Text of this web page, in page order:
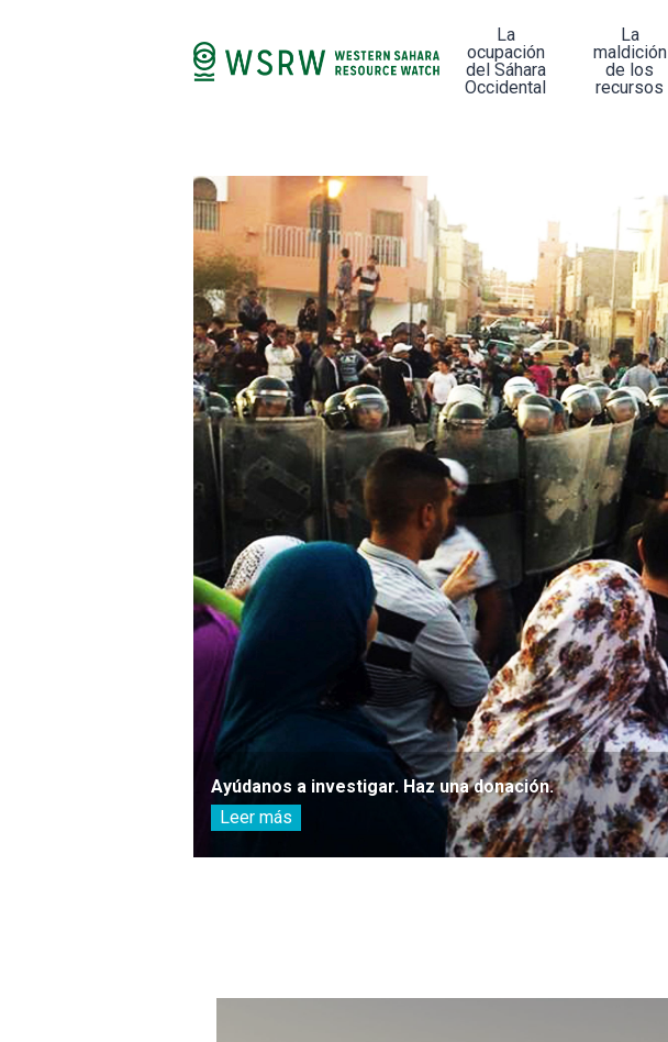
La
ocupación
del Sáhara
Occidental
La
maldición
de los
recursos
Ayúdanos a investigar. Haz una donación.
Leer más